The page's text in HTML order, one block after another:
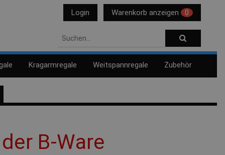
Login Warenkorb anzeigen 0
Kragarmregale Weitspannregale Zubehör
B-Ware